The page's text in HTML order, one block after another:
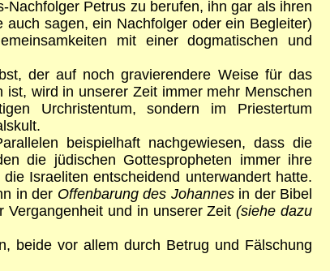
Petrus zu berufen, ihn gar als ihren
sagen, ein Nachfolger oder ein Begleiter)
mit einer dogmatischen und
der auf noch gravierendere Weise für das
wird in unserer Zeit immer mehr Menschen
Urchristentum, sondern im Priestertum
beispielhaft nachgewiesen, dass die
die jüdischen Gottespropheten immer ihre
Israeliten entscheidend unterwandert hatte.
in der Offenbarung des Johannesin der Bibel
Vergangenheit und in unserer Zeit(siehe dazu
beide vor allem durch Betrug und Fälschung